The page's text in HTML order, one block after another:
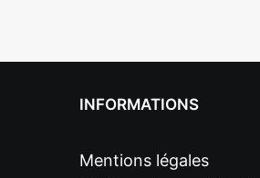
INFORMATIONS
Mentions légales